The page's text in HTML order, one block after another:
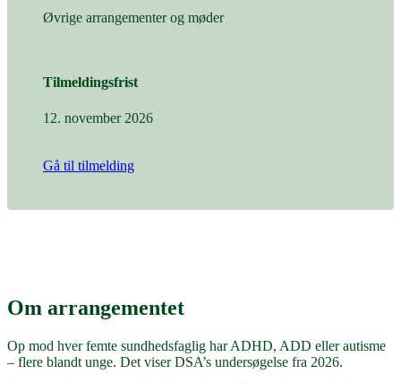
Øvrige arrangementer og møder
Tilmeldingsfrist
12. november 2026
Gå til tilmelding
Om arrangementet
Op mod hver femte sundhedsfaglig har ADHD, ADD eller autisme
– flere blandt unge. Det viser DSA’s undersøgelse fra 2026.